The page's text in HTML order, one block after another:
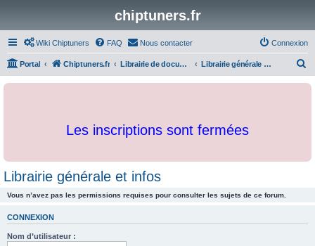
chiptuners.fr
Wiki Chiptuners FAQ Nous contacter Connexion
Portal Chiptuners.fr Librairie de documents et originaux Librairie générale et infos
c
Les inscriptions sont fermées
Librairie générale et infos
Vous n’avez pas les permissions requises pour consulter les sujets de ce forum.
CONNEXION
Nom d’utilisateur :